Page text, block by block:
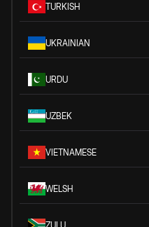
TURKISH
UKRAINIAN
URDU
UZBEK
VIETNAMESE
WELSH